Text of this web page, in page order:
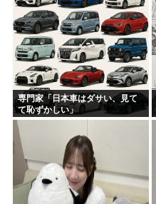
専門家「日本車はダサい、見て
て恥ずかしい」